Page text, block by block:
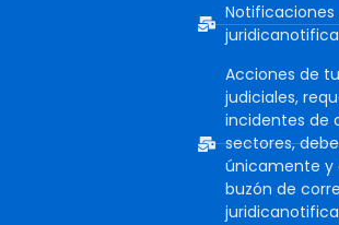
Notificaciones
Acciones de
judiciales,
incidentes de
sectores,
únicamente y
buzón de